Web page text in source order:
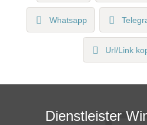
Whatsapp
Url/Link
Dienstleister